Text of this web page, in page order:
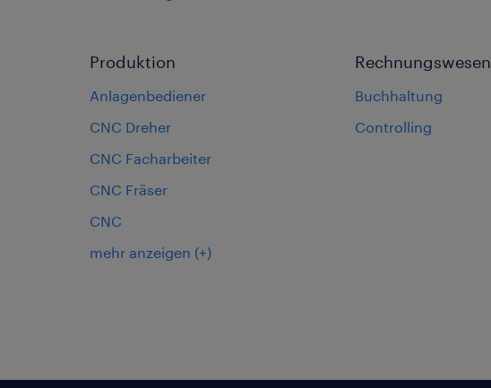
Produktion
Anlagenbediener
CNC Dreher
CNC Facharbeiter
CNC Fräser
CNC
mehr anzeigen (+)
Rechnungswesen
Buchhaltung
Controlling